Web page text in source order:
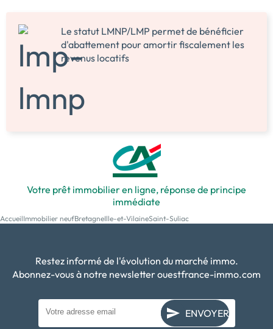
Le statut LMNP/LMP permet de bénéficier
d'abattement pour amortir fiscalement les
revenus locatifs
Votre prêt immobilier en ligne, réponse de principe
immédiate
AccueilImmobilier neufBretagneIlle-et-VilaineSaint-Suliac
Restez informé de l'évolution du marché immo.
Abonnez-vous à notre newsletter ouestfrance-immo.com
ENVOYER